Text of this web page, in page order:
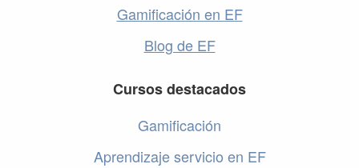
Gamificación en EF
Blog de EF
Cursos destacados
Gamificación
Aprendizaje servicio en EF